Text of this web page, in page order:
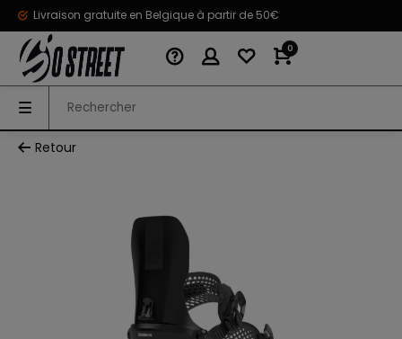
Livraison gratuite en Belgique à partir de 50€
0
Retour